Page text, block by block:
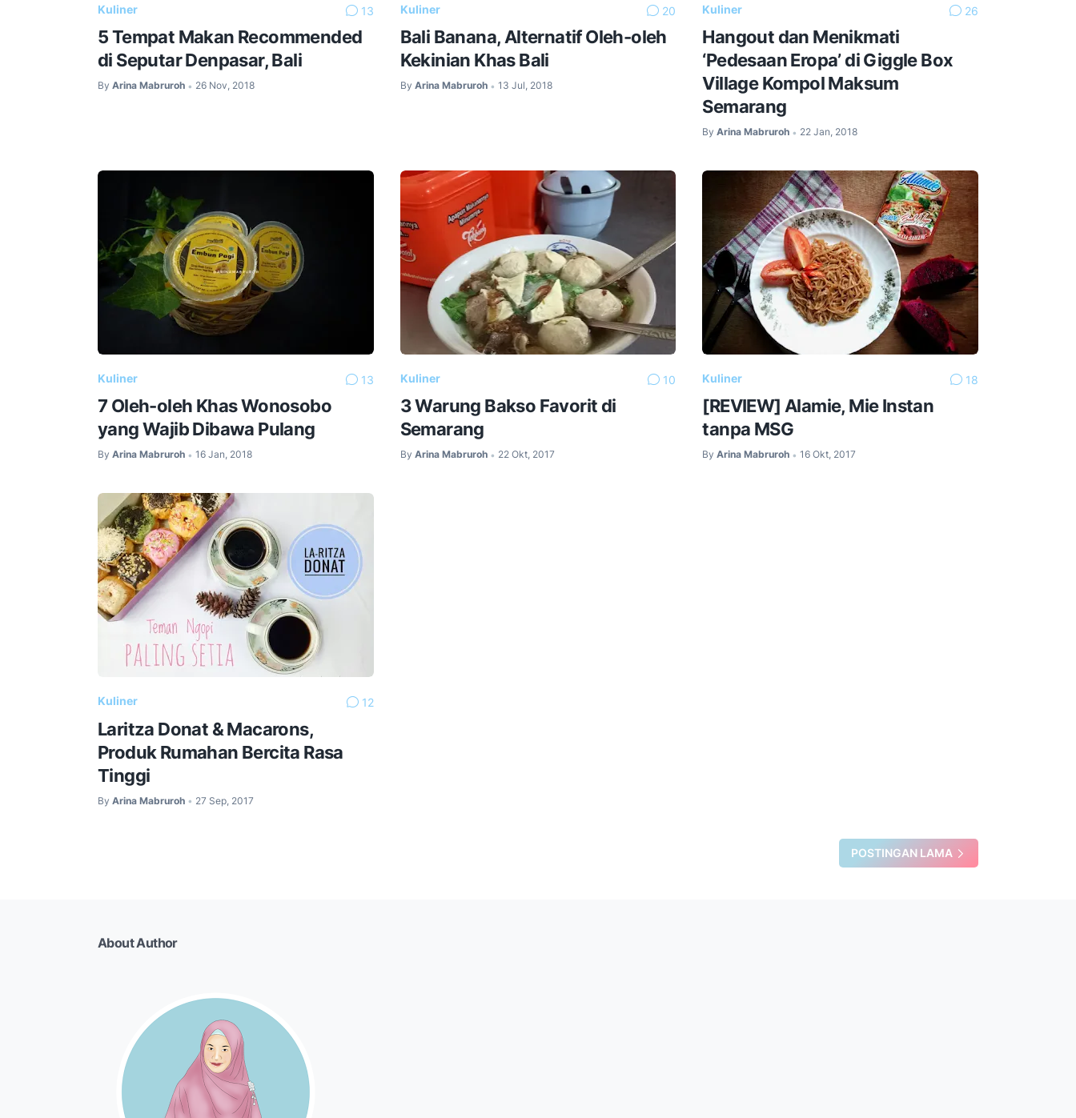
Kuliner 13
5 Tempat Makan Recommended
di Seputar Denpasar, Bali
By Arina Mabruroh • 26 Nov, 2018
Kuliner 20
Bali Banana, Alternatif Oleh-oleh
Kekinian Khas Bali
By Arina Mabruroh • 13 Jul, 2018
Kuliner 26
Hangout dan Menikmati
‘Pedesaan Eropa’ di Giggle Box
Village Kompol Maksum
Semarang
By Arina Mabruroh • 22 Jan, 2018
Kuliner 13
7 Oleh-oleh Khas Wonosobo
yang Wajib Dibawa Pulang
By Arina Mabruroh • 16 Jan, 2018
Kuliner 10
3 Warung Bakso Favorit di
Semarang
By Arina Mabruroh • 22 Okt, 2017
Kuliner 18
[REVIEW] Alamie, Mie Instan
tanpa MSG
By Arina Mabruroh • 16 Okt, 2017
Kuliner 12
Laritza Donat & Macarons,
Produk Rumahan Bercita Rasa
Tinggi
By Arina Mabruroh • 27 Sep, 2017
POSTINGAN LAMA
About Author